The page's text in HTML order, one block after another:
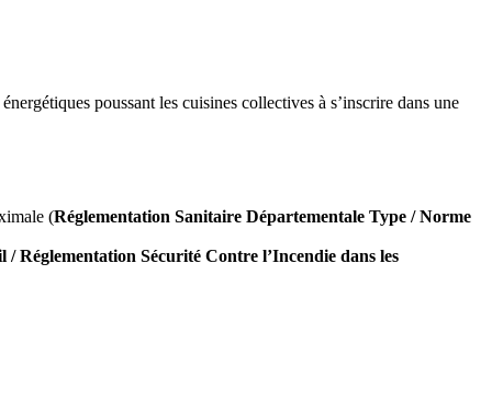
poussant les cuisines collectives à s’inscrire dans une
(Réglementation Sanitaire Départementale Type / Norme
/ Réglementation Sécurité Contre l’Incendie dans les